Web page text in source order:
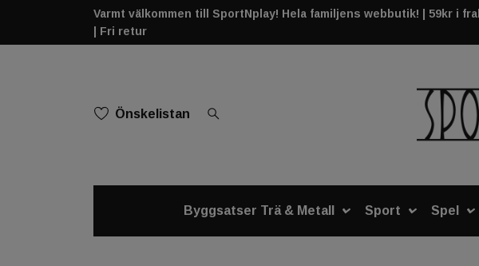
Varmt välkommen till SportNplay! Hela familjens webbutik! | 59kr i
| Fri retur
Önskelistan
Byggsatser Trä & Metall Sport Spel